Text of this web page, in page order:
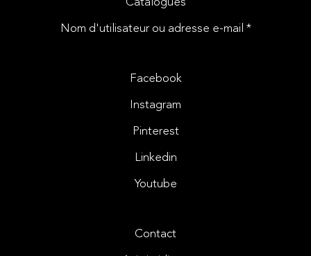
Nom d'utilisateur ou adresse e-mail *
Facebook
Instagram
Pinterest
Linkedin
Youtube
Contact